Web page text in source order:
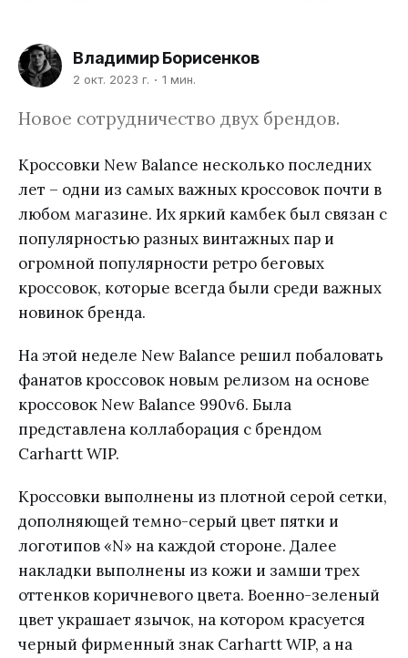
Владимир Борисенков
2 окт. 2023 г. 1 мин.
Новое сотрудничество двух брендов.
Кроссовки New Balance несколько последних
лет – одни из самых важных кроссовок почти в
любом магазине. Их яркий камбек был связан с
популярностью разных винтажных пар и
огромной популярности ретро беговых
кроссовок, которые всегда были среди важных
новинок бренда.
На этой неделе New Balance решил побаловать
фанатов кроссовок новым релизом на основе
кроссовок New Balance 990v6. Была
представлена коллаборация с брендом
Carhartt WIP.
Кроссовки выполнены из плотной серой сетки,
дополняющей темно-серый цвет пятки и
логотипов «N» на каждой стороне. Далее
накладки выполнены из кожи и замши трех
оттенков коричневого цвета. Военно-зеленый
цвет украшает язычок, на котором красуется
черный фирменный знак Carhartt WIP, а на